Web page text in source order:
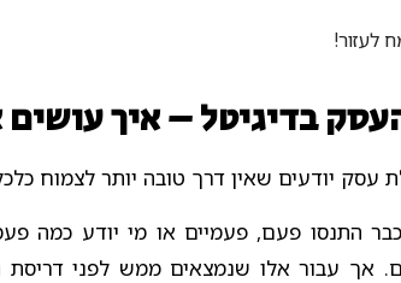
לעזור!
בדיגיטל – איך
עסק יודעים שאין דרך טובה יותר לצמוח
התנסו פעם, פעמיים או מי יודע כמה
אך עבור אלו שנמצאים ממש לפני דריסת